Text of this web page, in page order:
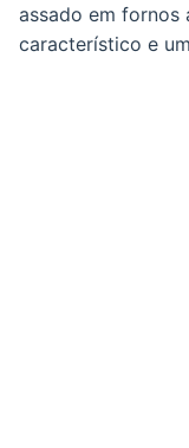
assado em fornos
característico e